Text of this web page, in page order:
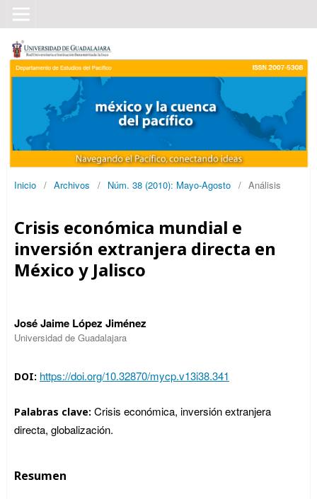
Inicio / Archivos / Núm. 38 (2010): Mayo-Agosto / Análisis
Crisis económica mundial e
inversión extranjera directa en
México y Jalisco
José Jaime López Jiménez
Universidad de Guadalajara
DOI: https://doi.org/10.32870/mycp.v13i38.341
Palabras clave: Crisis económica, inversión extranjera
directa, globalización.
Resumen